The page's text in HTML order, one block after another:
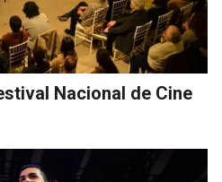
Nacional de Cine